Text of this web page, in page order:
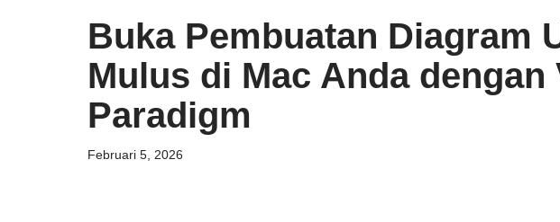
Buka Pembuatan Diagram
Mulus di Mac Anda dengan
Paradigm
Februari 5, 2026